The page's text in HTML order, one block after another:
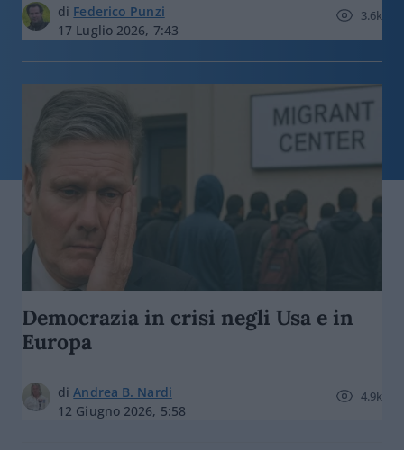
di Federico Punzi
17 Luglio 2026, 7:43
3.6k
Democrazia in crisi negli Usa e in
Europa
diAndrea B. Nardi
12 Giugno 2026, 5:58
4.9k